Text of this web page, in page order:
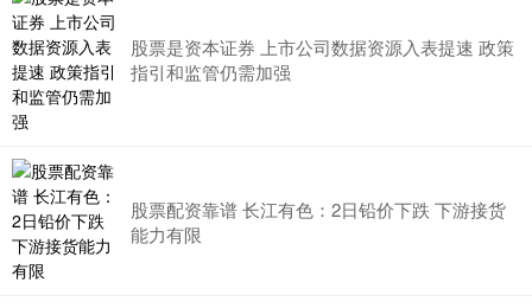
股票是资本证券 上市公司数据资源入表提速 政策
指引和监管仍需加强
股票配资靠谱 长江有色：2日铅价下跌 下游接货
能力有限